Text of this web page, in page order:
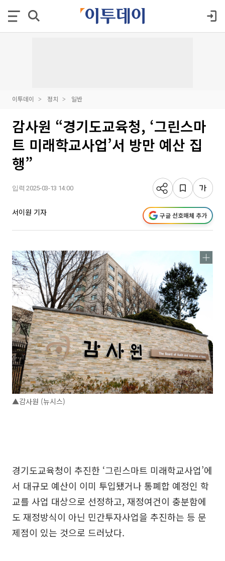
이투데이 정치 일반
감사원 “경기도교육청, ‘그린스마
트 미래학교사업’서 방만 예산 집
행”
입력 2025-03-13 14:00
서이원 기자 구글 선호매체 추가
▲감사원 (뉴시스)
경기도교육청이 추진한 ‘그린스마트 미래학교사업’에
서 대규모 예산이 이미 투입됐거나 통폐합 예정인 학
교를 사업 대상으로 선정하고, 재정여건이 충분함에
도 재정방식이 아닌 민간투자사업을 추진하는 등 문
제점이 있는 것으로 드러났다.